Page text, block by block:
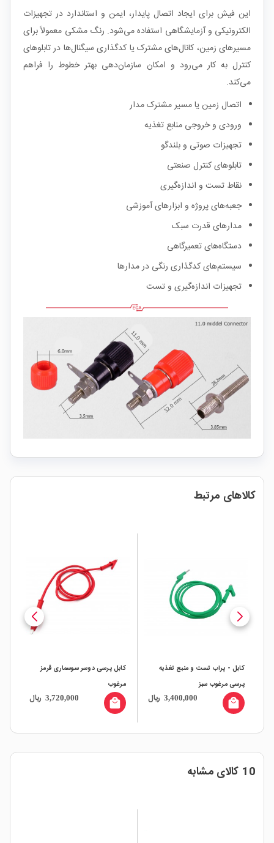
این فیش برای ایجاد اتصال پایدار، ایمن و استاندارد در تجهیزات
الکترونیکی و آزمایشگاهی استفاده می‌شود. رنگ مشکی معمولاً برای
مسیرهای زمین، کانال‌های مشترک یا کدگذاری سیگنال‌ها در تابلوهای
کنترل به کار می‌رود و امکان سازمان‌دهی بهتر خطوط را فراهم
می‌کند.
اتصال زمین یا مسیر مشترک مدار
ورودی و خروجی منابع تغذیه
تجهیزات صوتی و بلندگو
تابلوهای کنترل صنعتی
نقاط تست و اندازه‌گیری
جعبه‌های پروژه و ابزارهای آموزشی
مدارهای قدرت سبک
دستگاه‌های تعمیرگاهی
سیستم‌های کدگذاری رنگی در مدارها
تجهیزات اندازه‌گیری و تست
کالاهای مرتبط
کابل - پراب تست و منبع تغذیه
پرسی مرغوب سبز
3,400,000 ریال local_mall
کابل پرسی دوسر سوسماری قرمز
مرغوب
3,720,000 ریال local_mall
10 کالای مشابه